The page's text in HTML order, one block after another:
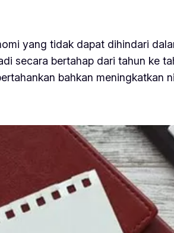
yang tidak dapat dihindari
secara bertahap dari tahun ke
bahkan meningkatkan